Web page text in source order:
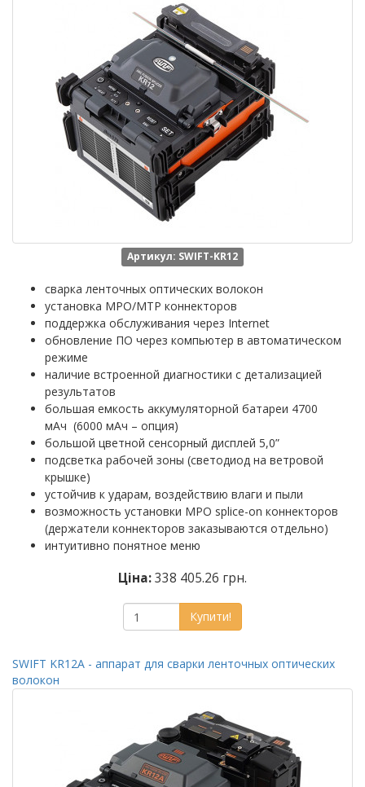
Артикул: SWIFT-KR12
сварка ленточных оптических волокон
установка MPO/MTP коннекторов
поддержка обслуживания через Internet
обновление ПО через компьютер в автоматическом
режиме
наличие встроенной диагностики с детализацией
результатов
большая емкость аккумуляторной батареи 4700
мАч (6000 мАч – опция)
большой цветной сенсорный дисплей 5,0”
подсветка рабочей зоны (светодиод на ветровой
крышке)
устойчив к ударам, воздействию влаги и пыли
возможность установки MPO splice-on коннекторов
(держатели коннекторов заказываются отдельно)
интуитивно понятное меню
Ціна:338 405.26 грн.
Купити!
SWIFT KR12A - аппарат для сварки ленточных оптических
волокон